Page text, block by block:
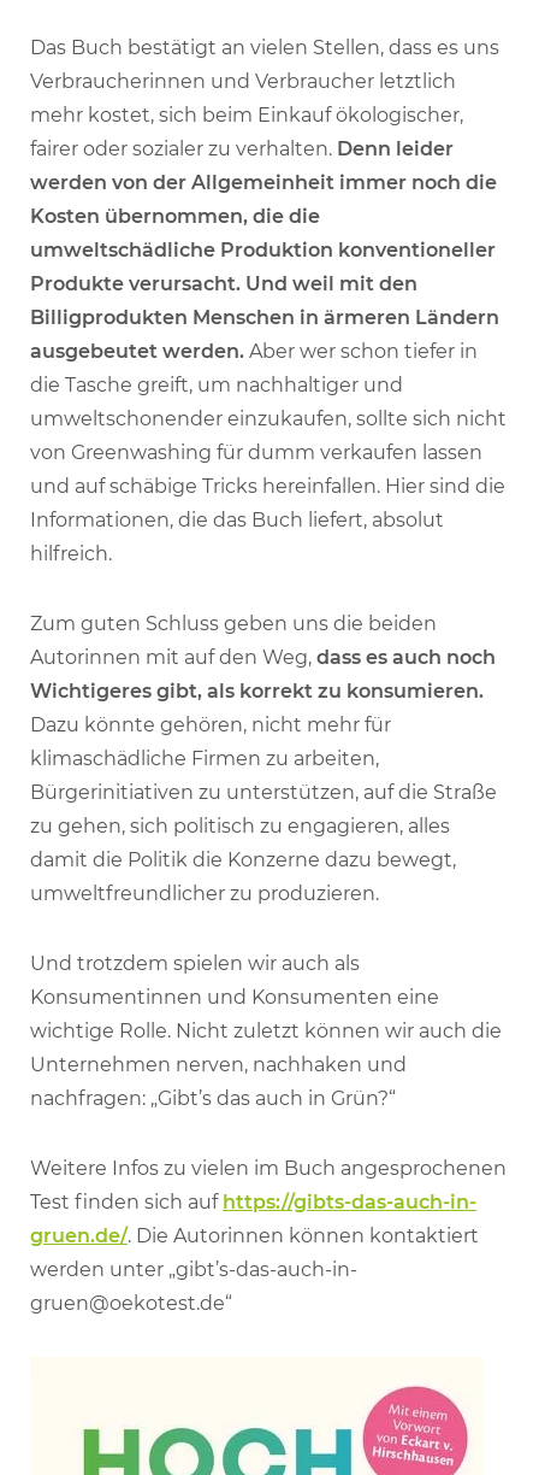
Das Buch bestätigt an vielen Stellen, dass es uns
Verbraucherinnen und Verbraucher letztlich
mehr kostet, sich beim Einkauf ökologischer,
fairer oder sozialer zu verhalten. Denn leider
werden von der Allgemeinheit immer noch die
Kosten übernommen, die die
umweltschädliche Produktion konventioneller
Produkte verursacht. Und weil mit den
Billigprodukten Menschen in ärmeren Ländern
ausgebeutet werden. Aber wer schon tiefer in
die Tasche greift, um nachhaltiger und
umweltschonender einzukaufen, sollte sich nicht
von Greenwashing für dumm verkaufen lassen
und auf schäbige Tricks hereinfallen. Hier sind die
Informationen, die das Buch liefert, absolut
hilfreich.
Zum guten Schluss geben uns die beiden
Autorinnen mit auf den Weg, dass es auch noch
Wichtigeres gibt, als korrekt zu konsumieren.
Dazu könnte gehören, nicht mehr für
klimaschädliche Firmen zu arbeiten,
Bürgerinitiativen zu unterstützen, auf die Straße
zu gehen, sich politisch zu engagieren, alles
damit die Politik die Konzerne dazu bewegt,
umweltfreundlicher zu produzieren.
Und trotzdem spielen wir auch als
Konsumentinnen und Konsumenten eine
wichtige Rolle. Nicht zuletzt können wir auch die
Unternehmen nerven, nachhaken und
nachfragen: „Gibt’s das auch in Grün?“
Weitere Infos zu vielen im Buch angesprochenen
Test finden sich auf https://gibts-das-auch-in-
gruen.de/. Die Autorinnen können kontaktiert
werden unter „gibt’s-das-auch-in-
gruen@oekotest.de“